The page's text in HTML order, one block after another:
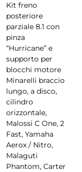
Kit freno
posteriore
parziale 8.1 con
pinza
“Hurricane” e
supporto per
blocchi motore
Minarelli braccio
lungo, a disco,
cilindro
orizzontale,
Malossi C One, 2
Fast, Yamaha
Aerox / Nitro,
Malaguti
Phantom, Carter